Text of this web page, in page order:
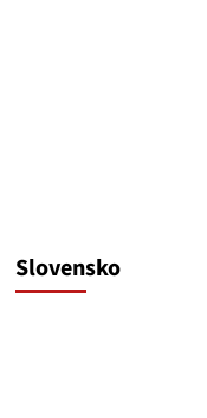
Slovensko